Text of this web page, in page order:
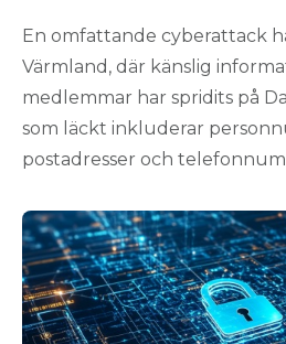
En omfattande cyberattack
Värmland, där känslig
medlemmar har spridits på
som läckt inkluderar
postadresser och